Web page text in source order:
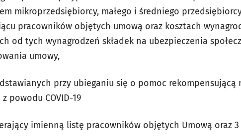
mikroprzedsiębiorcy, małego i średniego
pracowników objętych umową oraz kosztach
od tych wynagrodzeń składek na ubezpieczenia
umowy,
przy ubieganiu się o pomoc rekompensującą
powodu COVID-19
imienną listę pracowników objętych Umową oraz